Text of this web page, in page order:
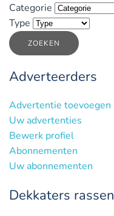
Categorie
Type
ZOEKEN
Adverteerders
Advertentie toevoegen
Uw advertenties
Bewerk profiel
Abonnementen
Uw abonnementen
Dekkaters rassen